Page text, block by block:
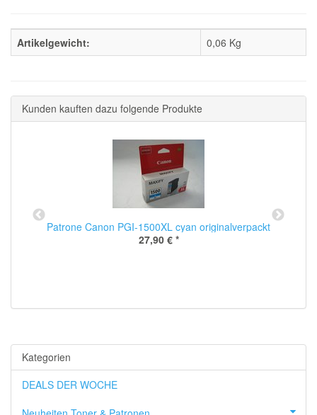
Artikelgewicht: 0,06 Kg
Kunden kauften dazu folgende Produkte
Patrone Canon PGI-1500XL cyan originalverpackt
27,90 € *
Kategorien
DEALS DER WOCHE